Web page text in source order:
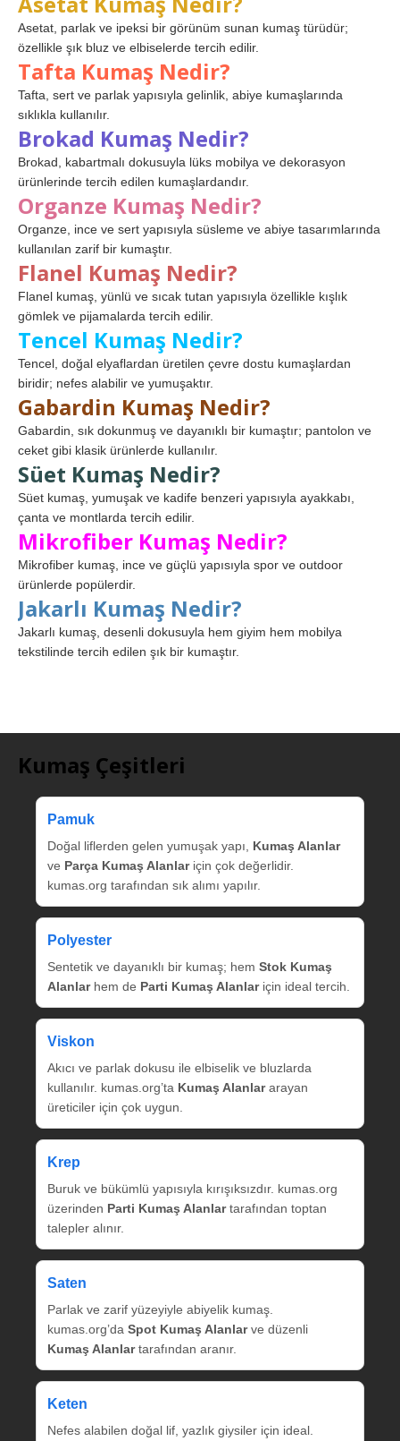
Asetat, parlak ve ipeksi bir görünüm sunan kumaş türüdür;
özellikle şık bluz ve elbiselerde tercih edilir.
Tafta Kumaş Nedir?
Tafta, sert ve parlak yapısıyla gelinlik, abiye kumaşlarında
sıklıkla kullanılır.
Brokad Kumaş Nedir?
Brokad, kabartmalı dokusuyla lüks mobilya ve dekorasyon
ürünlerinde tercih edilen kumaşlardandır.
Organze Kumaş Nedir?
Organze, ince ve sert yapısıyla süsleme ve abiye tasarımlarında
kullanılan zarif bir kumaştır.
Flanel Kumaş Nedir?
Flanel kumaş, yünlü ve sıcak tutan yapısıyla özellikle kışlık
gömlek ve pijamalarda tercih edilir.
Tencel Kumaş Nedir?
Tencel, doğal elyaflardan üretilen çevre dostu kumaşlardan
biridir; nefes alabilir ve yumuşaktır.
Gabardin Kumaş Nedir?
Gabardin, sık dokunmuş ve dayanıklı bir kumaştır; pantolon ve
ceket gibi klasik ürünlerde kullanılır.
Süet Kumaş Nedir?
Süet kumaş, yumuşak ve kadife benzeri yapısıyla ayakkabı,
çanta ve montlarda tercih edilir.
Mikrofiber Kumaş Nedir?
Mikrofiber kumaş, ince ve güçlü yapısıyla spor ve outdoor
ürünlerde popülerdir.
Jakarlı Kumaş Nedir?
Jakarlı kumaş, desenli dokusuyla hem giyim hem mobilya
tekstilinde tercih edilen şık bir kumaştır.
Kumaş Çeşitleri
Pamuk
Doğal liflerden gelen yumuşak yapı, Kumaş Alanlar
ve Parça Kumaş Alanlariçin çok değerlidir.
kumas.org tarafından sık alımı yapılır.
Polyester
Sentetik ve dayanıklı bir kumaş; hem Stok Kumaş
Alanlarhem de Parti Kumaş Alanlariçin ideal tercih.
Viskon
Akıcı ve parlak dokusu ile elbiselik ve bluzlarda
kullanılır. kumas.org’ta Kumaş Alanlararayan
üreticiler için çok uygun.
Krep
Buruk ve bükümlü yapısıyla kırışıksızdır. kumas.org
üzerinden Parti Kumaş Alanlartarafından toptan
talepler alınır.
Saten
Parlak ve zarif yüzeyiyle abiyelik kumaş.
kumas.org’da Spot Kumaş Alanlarve düzenli
Kumaş Alanlartarafından aranır.
Keten
Nefes alabilen doğal lif, yazlık giysiler için ideal.